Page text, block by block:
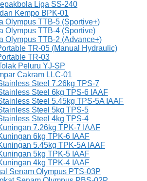
Liga SS-240
Kempo BPK-01
Olympus TTB-5 (Sportive+)
Olympus TTB-4 (Sportive)
Olympus TTB-2 (Advance+)
TR-05 (Manual Hydraulic)
TR-03
Peluru YJ-SP
Cakram LLC-01
Steel 7.26kg TPS-7
Steel 6kg TPS-6 IAAF
Steel 5.45kg TPS-5A IAAF
Steel 5kg TPS-5
Steel 4kg TPS-4
7.26kg TPK-7 IAAF
6kg TPK-6 IAAF
5.45kg TPK-5A IAAF
5kg TPK-5 IAAF
4kg TPK-4 IAAF
Senam Olympus PTS-03P